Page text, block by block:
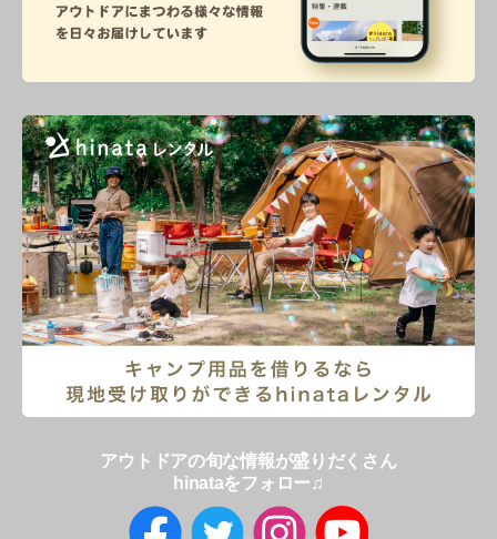
アウトドアの旬な情報が盛りだくさん
hinataをフォロー♫